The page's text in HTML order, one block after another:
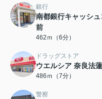
銀行
南都銀行キャッシ
前
462ｍ（6分）
ドラッグストア
ウエルシア 奈良法
486ｍ（7分）
警察